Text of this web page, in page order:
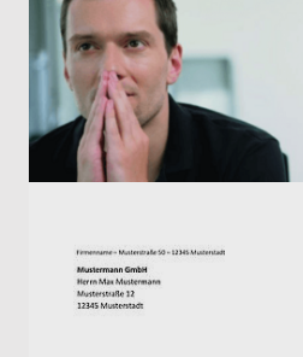
abschreckende Wirkung
bei der Formulierung
Abmahnungs-
deine Mitarbeitenden